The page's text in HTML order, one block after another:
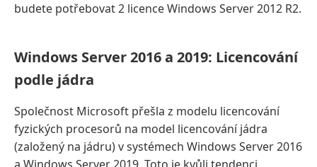
budete potřebovat 2 licence Windows Server 2012 R2.
Windows Server 2016 a 2019: Licencování
podle jádra
Společnost Microsoft přešla z modelu licencování
fyzických procesorů na model licencování jádra
(založený na jádru) v systémech Windows Server 2016